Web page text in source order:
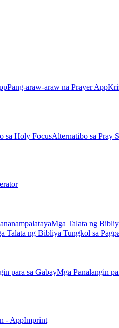
Pang-araw-araw na Prayer App
sa Holy FocusAlternatibo sa Pray
Mga Talata ng
Talata ng Bibliya Tungkol sa
para sa GabayMga Panalangin
- AppImprint